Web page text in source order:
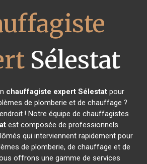
Sélestat
chauffagiste expert Sélestatpour
de plomberie et de chauffage ?
! Notre équipe de chauffagistes
est composée de professionnels
qui interviennent rapidement pour
de plomberie, de chauffage et de
offrons une gamme de services